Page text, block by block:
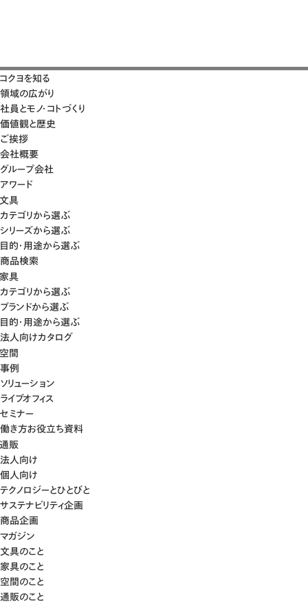
コクヨを知る
領域の広がり
社員とモノ・コトづくり
価値観と歴史
ご挨拶
会社概要
グループ会社
アワード
文具
カテゴリから選ぶ
シリーズから選ぶ
目的・用途から選ぶ
商品検索
家具
カテゴリから選ぶ
ブランドから選ぶ
目的・用途から選ぶ
法人向けカタログ
空間
事例
ソリューション
ライブオフィス
セミナー
働き方お役立ち資料
通販
法人向け
個人向け
テクノロジーとひとびと
サステナビリティ企画
商品企画
マガジン
文具のこと
家具のこと
空間のこと
通販のこと